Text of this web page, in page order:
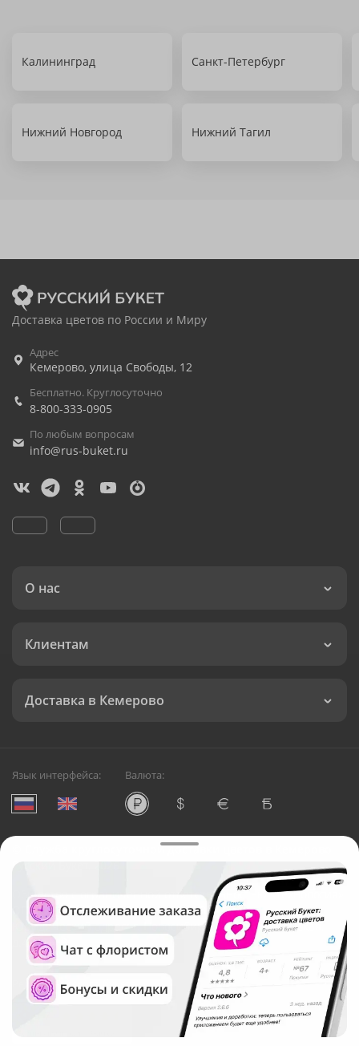
Калининград Санкт-Петербург
Нижний Новгород Нижний Тагил
Доставка цветов по России и Миру
Адрес
Кемерово, улица Свободы, 12
Бесплатно. Круглосуточно
8-800-333-0905
По любым вопросам
info@rus-buket.ru
О нас
Клиентам
Доставка в Кемерово
Язык интерфейса: Валюта:
Служба круглосуточной доставки цветов в Кемерово
Русский Букет, 2026
Общество с ограниченной ответственностью «Технология»
ОГРН: 1195476081745, ИНН: 5410081997
Юридический адрес: г. Новосибирск, ул. Ипподромская,
д.42, оф. 3
Рейтинг Русского букета